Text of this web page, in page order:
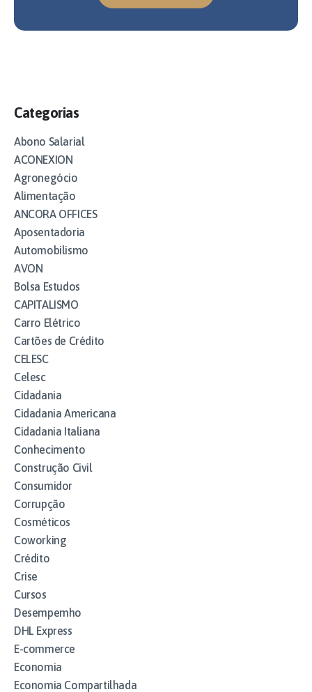
Categorias
Abono Salarial
ACONEXION
Agronegócio
Alimentação
ANCORA OFFICES
Aposentadoria
Automobilismo
AVON
Bolsa Estudos
CAPITALISMO
Carro Elétrico
Cartões de Crédito
CELESC
Celesc
Cidadania
Cidadania Americana
Cidadania Italiana
Conhecimento
Construção Civil
Consumidor
Corrupção
Cosméticos
Coworking
Crédito
Crise
Cursos
Desempemho
DHL Express
E-commerce
Economia
Economia Compartilhada